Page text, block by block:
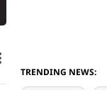
TRENDING NEWS: